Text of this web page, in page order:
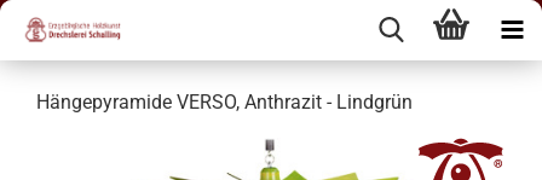
Hängepyramide VERSO, Anthrazit - Lindgrün